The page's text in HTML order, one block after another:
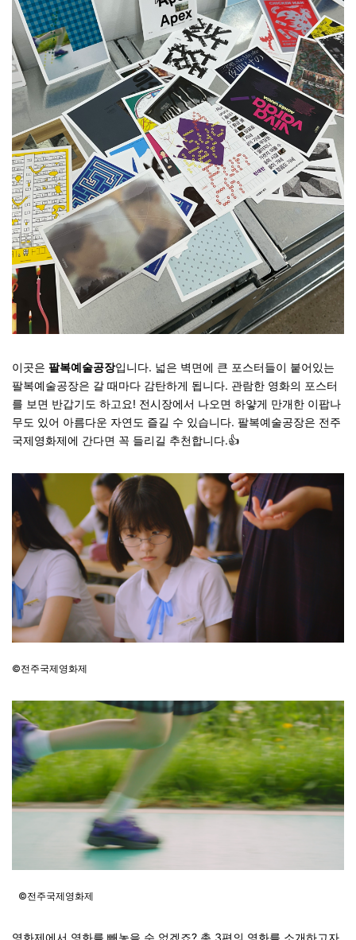
이곳은 팔복예술공장입니다. 넓은 벽면에 큰 포스터들이 붙어있는
팔복예술공장은 갈 때마다 감탄하게 됩니다. 관람한 영화의 포스터
를 보면 반갑기도 하고요! 전시장에서 나오면 하얗게 만개한 이팝나
무도 있어 아름다운 자연도 즐길 수 있습니다. 팔복예술공장은 전주
국제영화제에 간다면 꼭 들리길 추천합니다.👍
©전주국제영화제
©전주국제영화제
영화제에서 영화를 빼놓을 순 없겠죠? 총 3편의 영화를 소개하고자